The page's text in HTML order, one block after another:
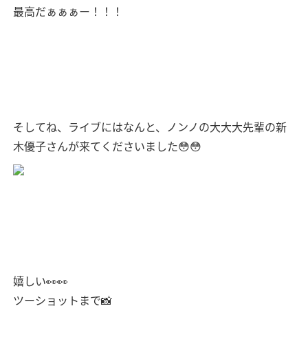
最高だぁぁぁー！！！
そしてね、ライブにはなんと、ノンノの大大大先輩の新
木優子さんが来てくださいました😳😳
嬉しい👀👀
ツーショットまで📸